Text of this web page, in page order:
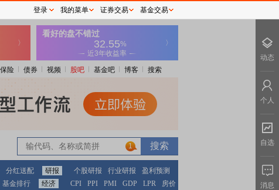
保险 债券 视频 股吧 基金吧 博客 搜索
1
分红送配 研报 个股研报 行业研报
盈利预测
基金排行 经济 CPI PPI PMI GDP LPR 房价
登录 我的菜单 证券交易 基金交易
动态
个人
自选
消息